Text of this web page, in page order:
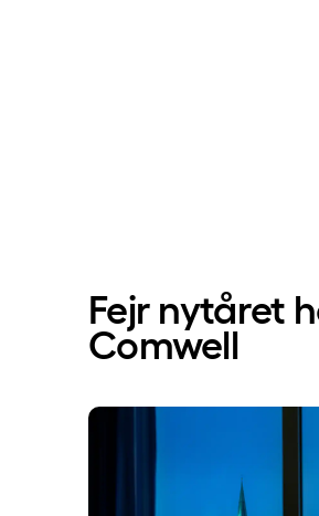
Fejr nytåret
Comwell
Nytårsaften hos Comwell